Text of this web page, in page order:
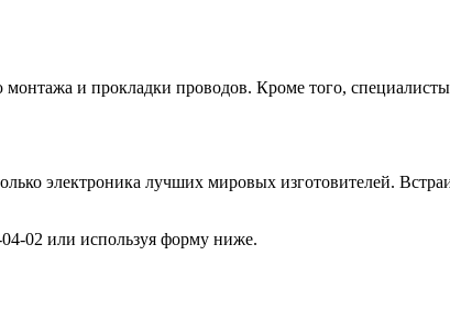
и прокладки проводов. Кроме того,
электроника лучших мировых изготовителей.
02 или используя форму ниже.